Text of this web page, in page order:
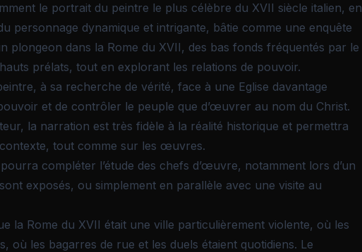
le portrait du peintre le plus célèbre du XVII siècle italien, en
personnage dynamique et intrigante, bâtie comme une enquête
plongeon dans la Rome du XVII, des bas fonds fréquentés par le
prélats, tout en explorant les relations de pouvoir.
à sa recherche de vérité, face à une Eglise davantage
et de contrôler le peuple que d’œuvrer au nom du Christ.
la narration est très fidèle à la réalité historique et permettra
tout comme sur les œuvres.
compléter l’étude des chefs d’œuvre, notamment lors d’un
exposés, ou simplement en parallèle avec une visite au
la Rome du XVII était une ville particulièrement violente, où les
où les bagarres de rue et les duels étaient quotidiens. Le